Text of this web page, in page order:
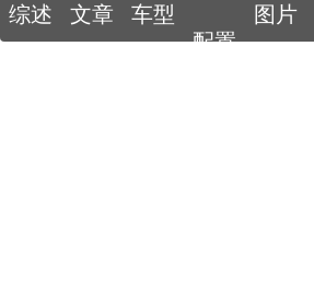
综述 文章 车型
配置
图片